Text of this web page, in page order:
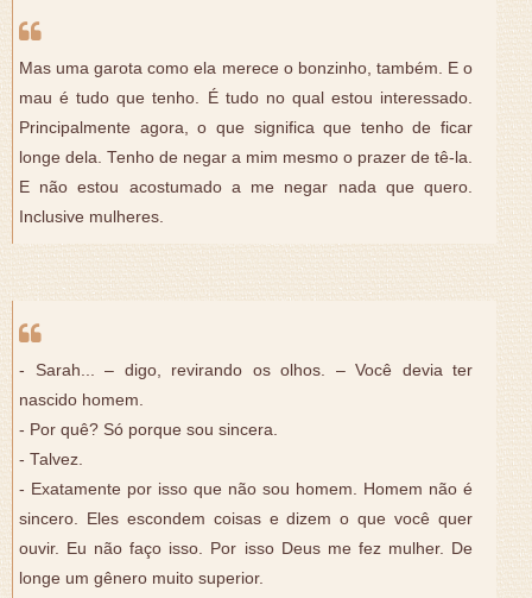
Mas uma garota como ela merece o bonzinho, também. E o
mau é tudo que tenho. É tudo no qual estou interessado.
Principalmente agora, o que significa que tenho de ficar
longe dela. Tenho de negar a mim mesmo o prazer de tê-la.
E não estou acostumado a me negar nada que quero.
Inclusive mulheres.
- Sarah... – digo, revirando os olhos. – Você devia ter
nascido homem.
- Por quê? Só porque sou sincera.
- Talvez.
- Exatamente por isso que não sou homem. Homem não é
sincero. Eles escondem coisas e dizem o que você quer
ouvir. Eu não faço isso. Por isso Deus me fez mulher. De
longe um gênero muito superior.